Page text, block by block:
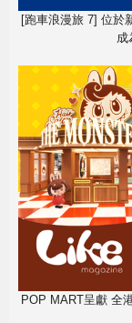
[跑車浪漫旅 7] 位於
成
POP MART呈獻 全